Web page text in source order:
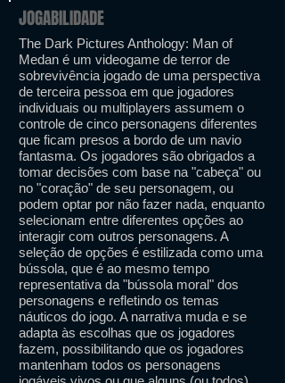
JOGABILIDADE
The Dark Pictures Anthology: Man of
Medan é um videogame de terror de
sobrevivência jogado de uma perspectiva
de terceira pessoa em que jogadores
individuais ou multiplayers assumem o
controle de cinco personagens diferentes
que ficam presos a bordo de um navio
fantasma. Os jogadores são obrigados a
tomar decisões com base na "cabeça" ou
no "coração" de seu personagem, ou
podem optar por não fazer nada, enquanto
selecionam entre diferentes opções ao
interagir com outros personagens. A
seleção de opções é estilizada como uma
bússola, que é ao mesmo tempo
representativa da "bússola moral" dos
personagens e refletindo os temas
náuticos do jogo. A narrativa muda e se
adapta às escolhas que os jogadores
fazem, possibilitando que os jogadores
mantenham todos os personagens